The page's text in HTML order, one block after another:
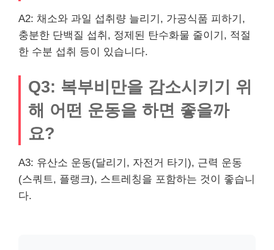
A2: 채소와 과일 섭취량 늘리기, 가공식품 피하기,
충분한 단백질 섭취, 정제된 탄수화물 줄이기, 적절
한 수분 섭취 등이 있습니다.
Q3: 복부비만을 감소시키기 위
해 어떤 운동을 하면 좋을까
요?
A3: 유산소 운동(달리기, 자전거 타기), 근력 운동
(스쿼트, 플랭크), 스트레칭을 포함하는 것이 좋습니
다.